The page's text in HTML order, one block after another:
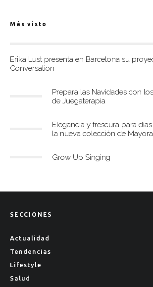
Más visto
Erika Lust presenta en Barcelona su
Conversation
Prepara las Navidades con
de Juegaterapia
Elegancia y frescura para
la nueva colección de
Grow Up Singing
SECCIONES
Actualidad
Tendencias
Lifestyle
Salud